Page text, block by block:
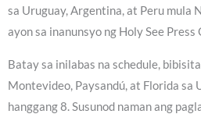
sa Uruguay, Argentina, at Peru mula
ayon sa inanunsyo ng Holy See Press
Batay sa inilabas na schedule,
Montevideo, Paysandú, at Florida sa
hanggang 8. Susunod naman ang